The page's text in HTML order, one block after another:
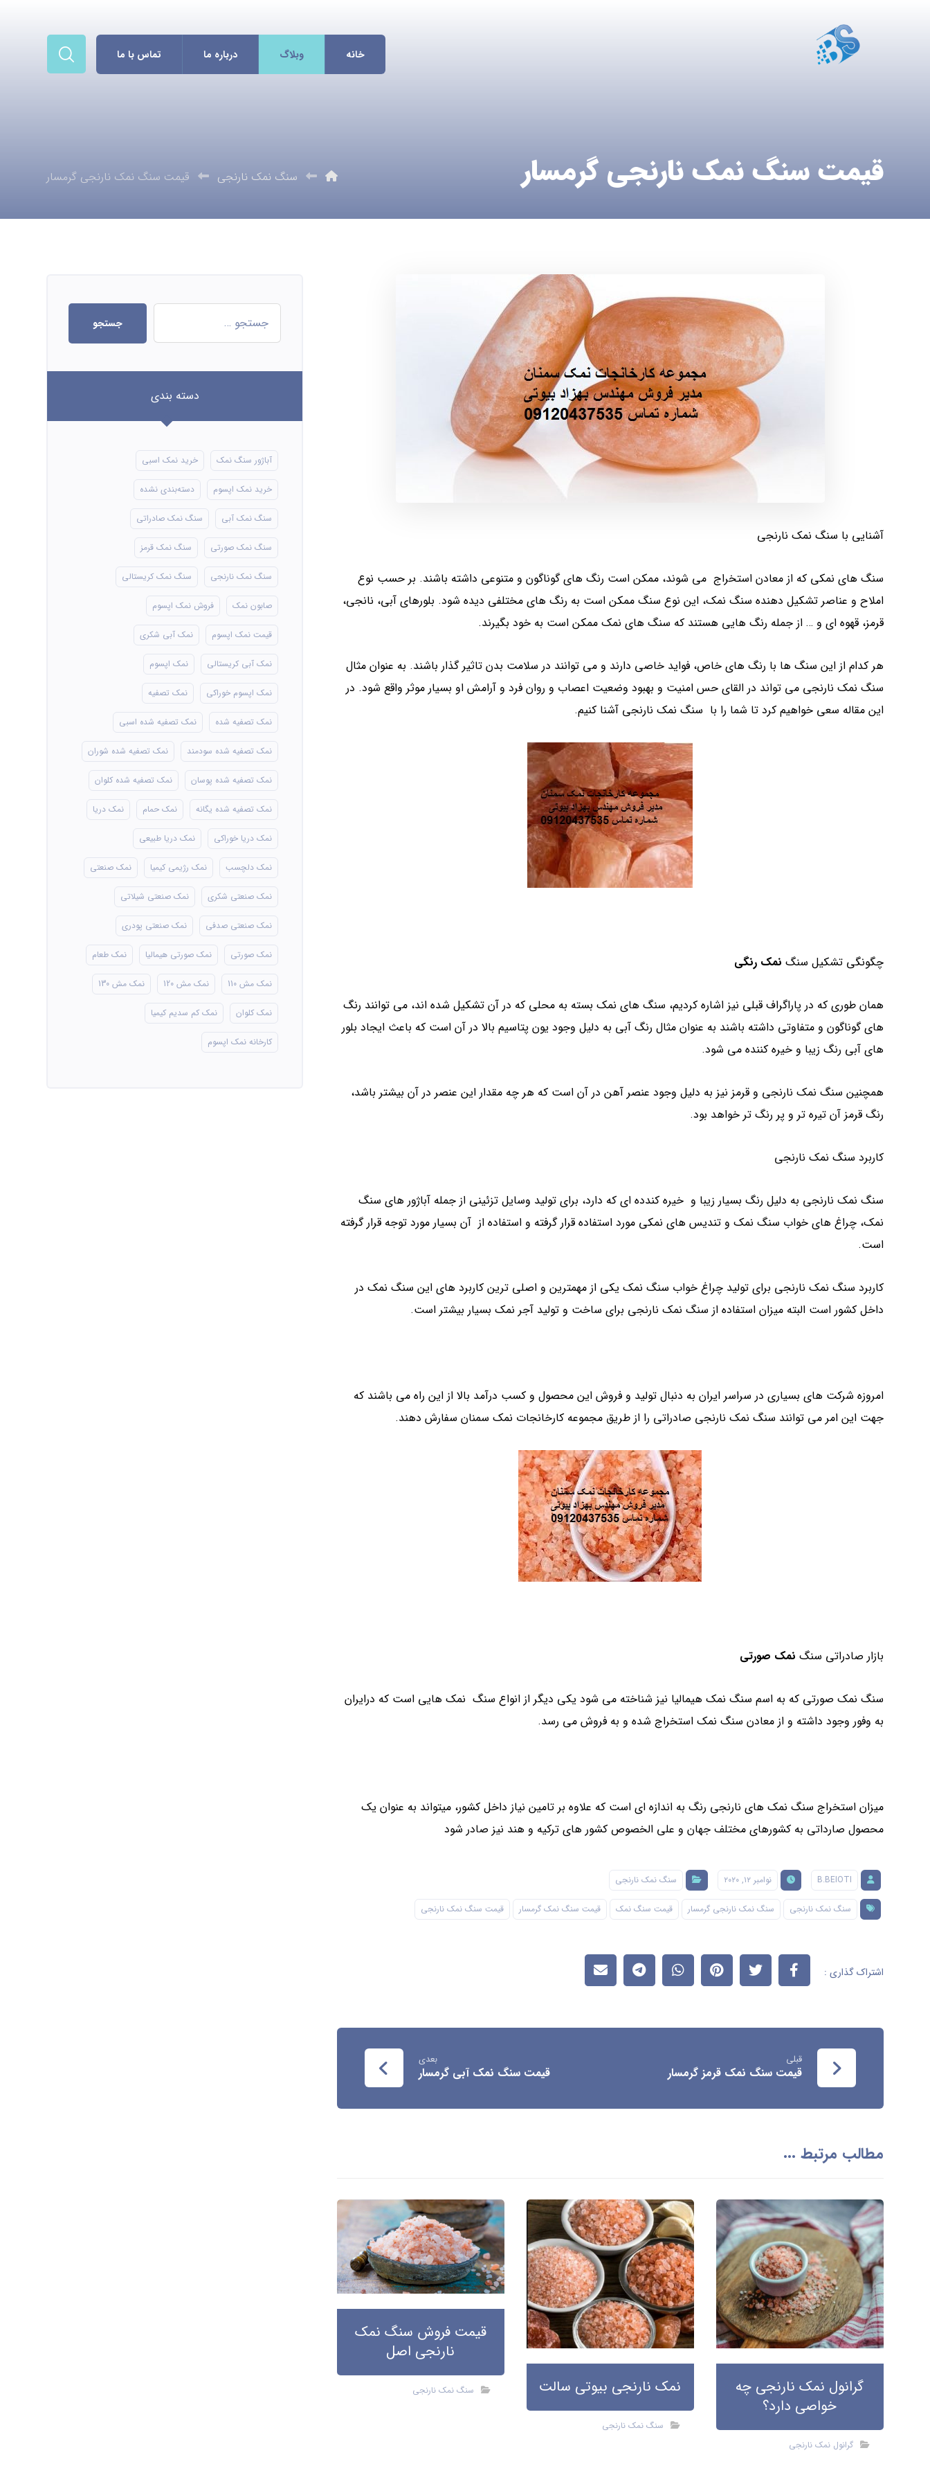
خانه وبلاگ درباره ما تماس با ما
قیمت سنگ نمک نارنجی گرمسار سنگ نمک نارنجی قیمت سنگ نمک نارنجی گرمسار
آشنایی با سنگ نمک نارنجی
سنگ های نمکی که از معادن استخراج می شوند، ممکن است رنگ های گوناگون و متنوعی داشته باشند. بر حسب نوع
املاح و عناصر تشکیل دهنده سنگ نمک، این نوع سنگ ممکن است به رنگ های مختلفی دیده شود. بلورهای آبی، نانجی،
قرمز، قهوه ای و … از جمله رنگ هایی هستند که سنگ های نمک ممکن است به خود بگیرند.
هر کدام از این سنگ ها با رنگ های خاص، فواید خاصی دارند و می توانند در سلامت بدن تاثیر گذار باشند. به عنوان مثال
سنگ نمک نارنجی می تواند در القای حس امنیت و بهبود وضعیت اعصاب و روان فرد و آرامش او بسیار موثر واقع شود. در
این مقاله سعی خواهیم کرد تا شما را با سنگ نمک نارنجی آشنا کنیم.
چگونگی تشکیل سنگ نمک رنگی
همان طوری که در پاراگراف قبلی نیز اشاره کردیم، سنگ های نمک بسته به محلی که در آن تشکیل شده اند، می توانند رنگ
های گوناگون و متفاوتی داشته باشند به عنوان مثال رنگ آبی به دلیل وجود یون پتاسیم بالا در آن است که باعث ایجاد بلور
های آبی رنگ زیبا و خیره کننده می شود.
همچنین سنگ نمک نارنجی و قرمز نیز به دلیل وجود عنصر آهن در آن است که هر چه مقدار این عنصر در آن بیشتر باشد،
رنگ قرمز آن تیره تر و پر رنگ تر خواهد بود.
کاربرد سنگ نمک نارنجی
سنگ نمک نارنجی به دلیل رنگ بسیار زیبا و خیره کندده ای که دارد، برای تولید وسایل تزئینی از جمله آباژور های سنگ
نمک، چراغ های خواب سنگ نمک و تندیس های نمکی مورد استفاده قرار گرفته و استفاده از آن بسیار مورد توجه قرار گرفته
است.
کاربرد سنگ نمک نارنجی برای تولید چراغ خواب سنگ نمک یکی از مهمترین و اصلی ترین کاربرد های این سنگ نمک در
داخل کشور است البته میزان استفاده از سنگ نمک نارنجی برای ساخت و تولید آجر نمک بسیار بیشتر است.
امروزه شرکت های بسیاری در سراسر ایران به دنبال تولید و فروش این محصول و کسب درآمد بالا از این راه می باشند که
جهت این امر می توانند سنگ نمک نارنجی صادراتی را از طریق مجموعه کارخانجات نمک سمنان سفارش دهند.
بازار صادراتی سنگ نمک صورتی
سنگ نمک صورتی که به اسم سنگ نمک هیمالیا نیز شناخته می شود یکی دیگر از انواع سنگ نمک هایی است که درایران
به وفور وجود داشته و از معادن سنگ نمک استخراج شده و به فروش می رسد.
میزان استخراج سنگ نمک های نارنجی رنگ به اندازه ای است که علاوه بر تامین نیاز داخل کشور، میتواند به عنوان یک
محصول صارداتی به کشورهای مختلف جهان و علی الخصوص کشور های ترکیه و هند نیز صادر شود
B.BEIOTI نوامبر ۱۲, ۲۰۲۰ سنگ نمک نارنجی
سنگ نمک نارنجی سنگ نمک نارنجی گرمسار قیمت سنگ نمک قیمت سنگ نمک گرمسار قیمت سنگ نمک نارنجی
قبلی
قیمت سنگ نمک قرمز گرمسار
بعدی
قیمت سنگ نمک آبی گرمسار
مطالب مرتبط ...
گرانول نمک نارنجی چه
خواصی دارد؟
گرانول نمک نارنجی
نمک نارنجی بیوتی سالت
سنگ نمک نارنجی
قیمت فروش سنگ نمک
نارنجی اصل
سنگ نمک نارنجی
جستجو
دسته بندی
آباژور سنگ نمک خرید نمک اسبی
خرید نمک اپسوم دسته‌بندی نشده
سنگ نمک آبی سنگ نمک صادراتی
سنگ نمک صورتی سنگ نمک قرمز
سنگ نمک نارنجی سنگ نمک کریستالی
صابون نمک فروش نمک اپسوم
قیمت نمک اپسوم نمک آبی شکری
نمک آبی کریستالی نمک اپسوم
نمک اپسوم خوراکی نمک تصفیه
نمک تصفیه شده نمک تصفیه شده اسبی
نمک تصفیه شده سودمند نمک تصفیه شده شوران
نمک تصفیه شده پوسان نمک تصفیه شده کلوان
نمک تصفیه شده یگانه نمک حمام نمک دریا
نمک دریا خوراکی نمک دریا طبیعی
نمک دلچسب نمک رژیمی کیمیا نمک صنعتی
نمک صنعتی شکری نمک صنعتی شیلاتی
نمک صنعتی صدفی نمک صنعتی پودری
نمک صورتی نمک صورتی هیمالیا نمک طعام
نمک مش 110 نمک مش 120 نمک مش 130
نمک کلوان نمک کم سدیم کیمیا
کارخانه نمک اپسوم